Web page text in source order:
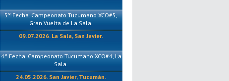
5° Fecha. Campeonato Tucumano XCO#5,
Gran Vuelta de La Sala.
09.07.2026. La Sala, San Javier.
4° Fecha. Campeonato Tucumano XCO#4, La
Sala.
24.05.2026. San Javier, Tucumán.